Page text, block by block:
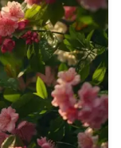
pas
peuvent
en
propageant
choisissent-
plus important
de
!